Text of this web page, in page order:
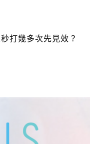
打幾多次先見效？